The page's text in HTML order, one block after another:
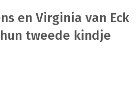
en Virginia van Eck
tweede kindje